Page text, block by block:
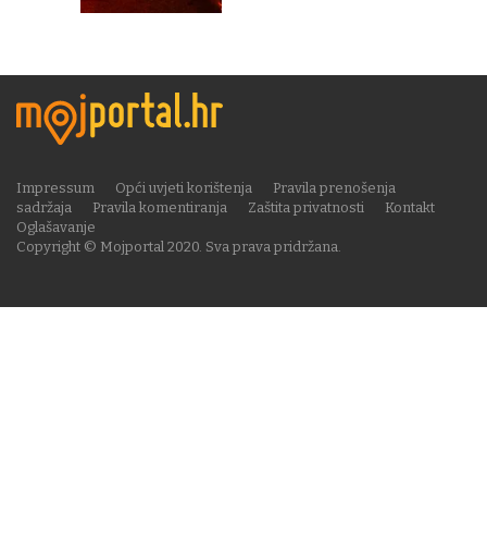
Copyright © Mojportal 2020. Sva prava pridržana.
Impressum Opći uvjeti korištenja
Pravila prenošenja
sadržaja
Pravila komentiranja Zaštita privatnosti
Kontakt
Oglašavanje